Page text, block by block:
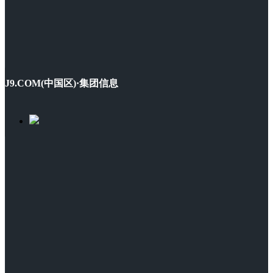
J9.COM(中国区)·集团信息